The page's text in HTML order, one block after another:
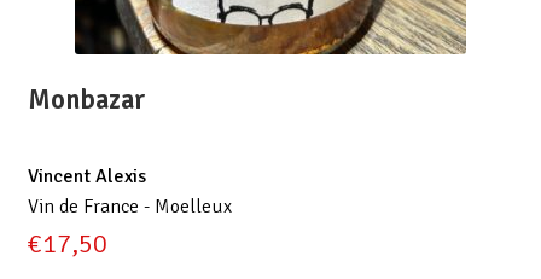
Monbazar
Vincent Alexis
Vin de France - Moelleux
€17,50